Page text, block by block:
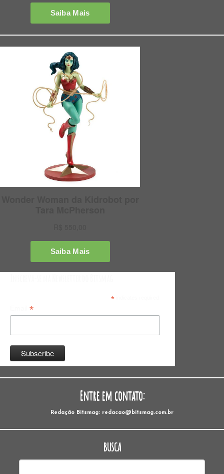
*indicates required
*
Entre em contato:
Redação Bitsmag: redacao@bitsmag.com.br
BUSCA